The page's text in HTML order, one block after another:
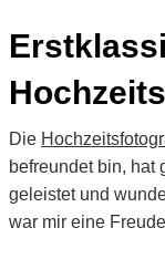
Die
befreundet bin, hat
geleistet und
war mir eine